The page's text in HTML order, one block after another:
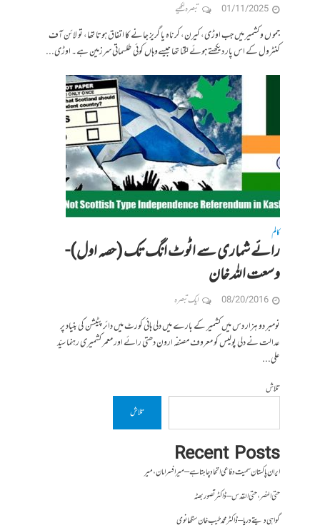
01/11/2025 تبصرہ لکھیے
جمو ں و کشمیر میں جب اوڑی، کیرن، کرناہ یا گریز جانے کا اتفاق ہوتا تھا، تو لائن آف
کنٹرول کے اس پار دیکھتے ہوئے لگتا تھا جیسےوہاں کوئی طلسماتی سرزمین ہے۔ اوڑی...
کالم
رائے شماری سے اٹوٹ انگ تک (حصہ اول)-
وسعت اللہ خان
08/20/2016 ایک تبصرہ
نومبر دو ہزار دس میں کشمیر کے بارے میں دلی ہائی کورٹ میں دائر پٹیشن کی بنیاد پر
عدالت نے دلی پولیس کو معروف مصنفہ ارون دھتی رائے اور معمر کشمیری رہنما سیّد
علی...
تلاش
تلاش
Recent Posts
ایران پاکستان سمیت دفاعی اتحاد چاہتا ہے – میر افسر امان،میر
حتی النصر ، حتی القدس – ڈاکٹر تصور بھٹہ
گواہی دیتے دریا – ڈاکٹر محمد طیب خان سنگھانوی